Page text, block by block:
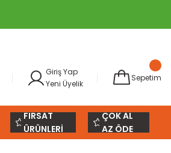
Giriş Yap
Yeni Üyelik
Sepetim
FIRSAT
ÜRÜNLERİ
ÇOK AL
AZ ÖDE